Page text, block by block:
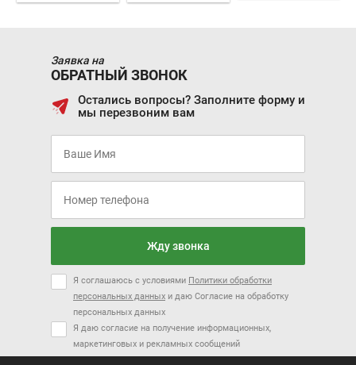
Заявка на
ОБРАТНЫЙ ЗВОНОК
Остались вопросы? Заполните форму и
мы перезвоним вам
Жду звонка
Я соглашаюсь с условиями Политики обработки
персональных данных и даю Согласие на обработку
персональных данных
Я даю согласие на получение информационных,
маркетинговых и рекламных сообщений